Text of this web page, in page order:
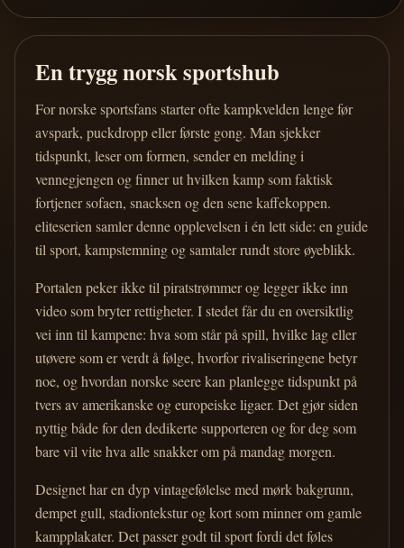
En trygg norsk sportshub
For norske sportsfans starter ofte kampkvelden lenge før
avspark, puckdropp eller første gong. Man sjekker
tidspunkt, leser om formen, sender en melding i
vennegjengen og finner ut hvilken kamp som faktisk
fortjener sofaen, snacksen og den sene kaffekoppen.
eliteserien samler denne opplevelsen i én lett side: en guide
til sport, kampstemning og samtaler rundt store øyeblikk.
Portalen peker ikke til piratstrømmer og legger ikke inn
video som bryter rettigheter. I stedet får du en oversiktlig
vei inn til kampene: hva som står på spill, hvilke lag eller
utøvere som er verdt å følge, hvorfor rivaliseringene betyr
noe, og hvordan norske seere kan planlegge tidspunkt på
tvers av amerikanske og europeiske ligaer. Det gjør siden
nyttig både for den dedikerte supporteren og for deg som
bare vil vite hva alle snakker om på mandag morgen.
Designet har en dyp vintagefølelse med mørk bakgrunn,
dempet gull, stadiontekstur og kort som minner om gamle
kampplakater. Det passer godt til sport fordi det føles